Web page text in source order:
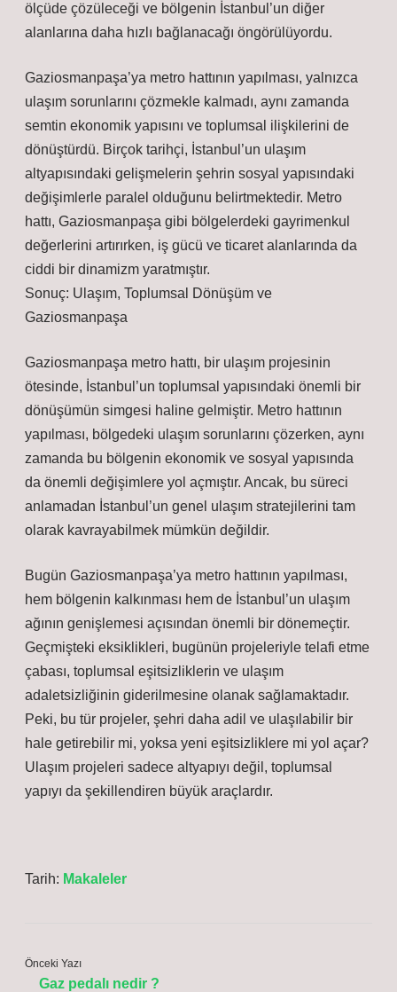
ölçüde çözüleceği ve bölgenin İstanbul’un diğer
alanlarına daha hızlı bağlanacağı öngörülüyordu.
Gaziosmanpaşa’ya metro hattının yapılması, yalnızca
ulaşım sorunlarını çözmekle kalmadı, aynı zamanda
semtin ekonomik yapısını ve toplumsal ilişkilerini de
dönüştürdü. Birçok tarihçi, İstanbul’un ulaşım
altyapısındaki gelişmelerin şehrin sosyal yapısındaki
değişimlerle paralel olduğunu belirtmektedir. Metro
hattı, Gaziosmanpaşa gibi bölgelerdeki gayrimenkul
değerlerini artırırken, iş gücü ve ticaret alanlarında da
ciddi bir dinamizm yaratmıştır.
Sonuç: Ulaşım, Toplumsal Dönüşüm ve
Gaziosmanpaşa
Gaziosmanpaşa metro hattı, bir ulaşım projesinin
ötesinde, İstanbul’un toplumsal yapısındaki önemli bir
dönüşümün simgesi haline gelmiştir. Metro hattının
yapılması, bölgedeki ulaşım sorunlarını çözerken, aynı
zamanda bu bölgenin ekonomik ve sosyal yapısında
da önemli değişimlere yol açmıştır. Ancak, bu süreci
anlamadan İstanbul’un genel ulaşım stratejilerini tam
olarak kavrayabilmek mümkün değildir.
Bugün Gaziosmanpaşa’ya metro hattının yapılması,
hem bölgenin kalkınması hem de İstanbul’un ulaşım
ağının genişlemesi açısından önemli bir dönemeçtir.
Geçmişteki eksiklikleri, bugünün projeleriyle telafi etme
çabası, toplumsal eşitsizliklerin ve ulaşım
adaletsizliğinin giderilmesine olanak sağlamaktadır.
Peki, bu tür projeler, şehri daha adil ve ulaşılabilir bir
hale getirebilir mi, yoksa yeni eşitsizliklere mi yol açar?
Ulaşım projeleri sadece altyapıyı değil, toplumsal
yapıyı da şekillendiren büyük araçlardır.
Tarih: Makaleler
Önceki Yazı
Gaz pedalı nedir ?